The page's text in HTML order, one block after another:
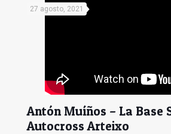
27 agosto, 2021
Antón Muíños – La Base
Autocross Arteixo